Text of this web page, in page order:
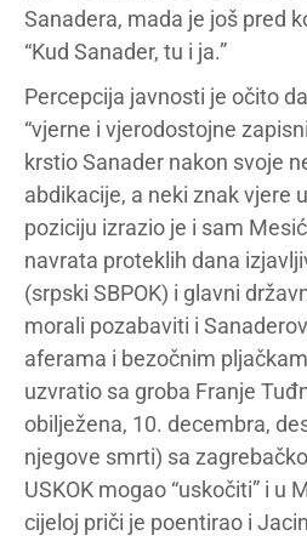
Sanadera, mada je još pred
“Kud Sanader, tu i ja.”
Percepcija javnosti je očito
“vjerne i vjerodostojne
krstio Sanader nakon svoje
abdikacije, a neki znak vjere
poziciju izrazio je i sam
navrata proteklih dana
(srpski SBPOK) i glavni
morali pozabaviti i
aferama i bezočnim
uzvratio sa groba Franje
obilježena, 10. decembra,
njegove smrti) sa
USKOK mogao “uskočiti” i u
cijeloj priči je poentirao i